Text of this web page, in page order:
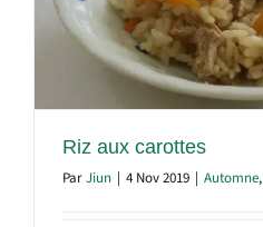
Riz aux carottes
ParJiun | 4 Nov 2019 | Automne,